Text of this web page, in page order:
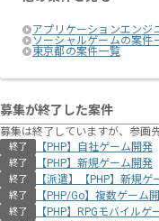
アプリケーションエンジ
ソーシャルゲームの案件
東京都の案件一覧
募集が終了した案件
募集は終了していますが、参画
終了 【PHP】自社ゲーム開発
終了 【PHP】新規ゲーム開発
終了 【派遣】【PHP】新規ゲ
終了 【PHP/Go】複数ゲーム
終了 【PHP】RPGモバイル